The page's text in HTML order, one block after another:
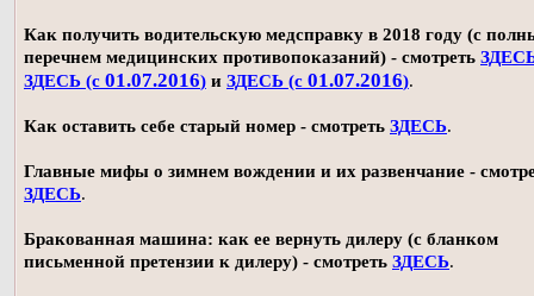
Как получить водительскую медсправку в 2018 году (с
перечнем медицинских противопоказаний) - смотреть
ЗДЕСЬ (с 01.07.2016) и ЗДЕСЬ (с 01.07.2016).
Как оставить себе старый номер - смотреть ЗДЕСЬ.
Главные мифы о зимнем вождении и их развенчание -
ЗДЕСЬ.
Бракованная машина: как ее вернуть дилеру (с бланком
письменной претензии к дилеру) - смотреть ЗДЕСЬ.